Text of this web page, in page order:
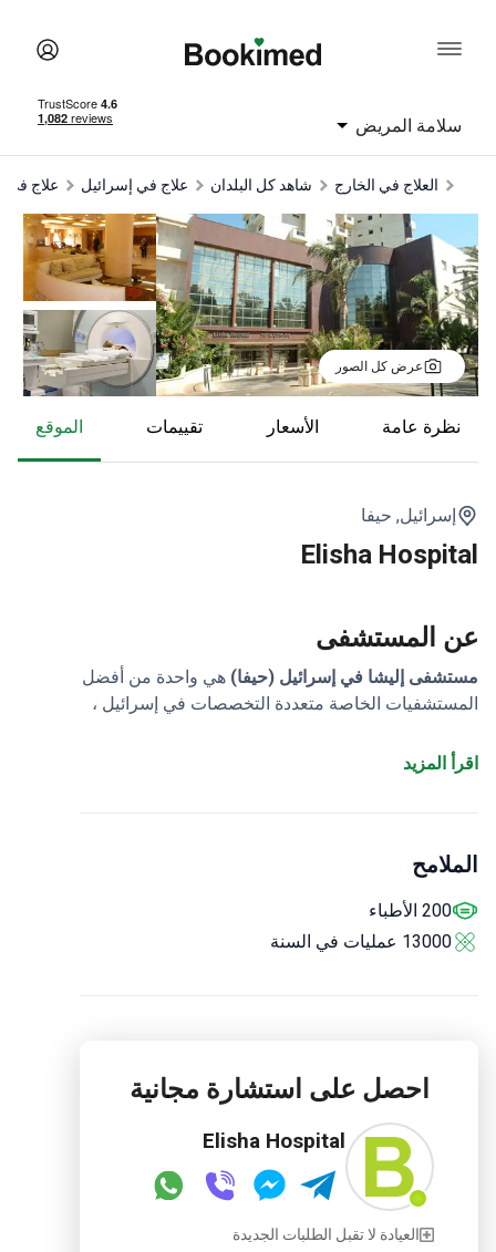
سلامة المريض
العلاج في الخارج شاهد كل البلدان علاج في إسرائيل علاج في
عرض كل الصور
نظرة عامة الأسعار تقييمات الموقع
إسرائيل, حيفا
Elisha Hospital
عن المستشفى
مستشفى إليشا في إسرائيل (حيفا) هي واحدة من أفضل
المستشفيات الخاصة متعددة التخصصات في إسرائيل ،
مستوى ، لمواطني إسرائيل والأجانب على حد سواء. يقع
لا تشوبها شائبة بين المرضى.
اقرأ المزيد
الملامح
200 الأطباء
13000 عمليات في السنة
احصل على استشارة مجانية
Elisha Hospital
العيادة لا تقبل الطلبات الجديدة